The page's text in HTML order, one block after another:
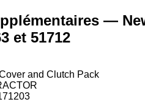
—
et 51712
and Clutch Pack